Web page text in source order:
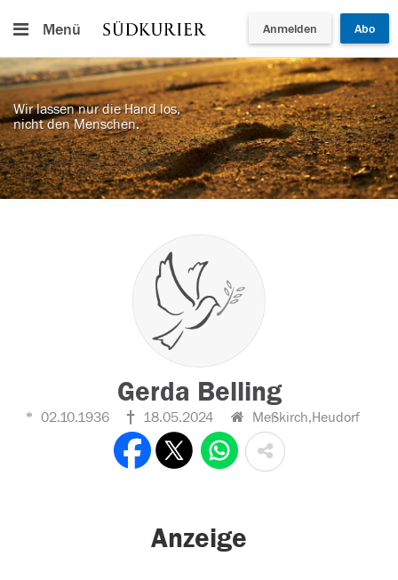
Menü Anmelden Abo
Wir lassen nur die Hand los,
nicht den Menschen.
Gerda Belling
02.10.1936 18.05.2024 Meßkirch,Heudorf
Anzeige